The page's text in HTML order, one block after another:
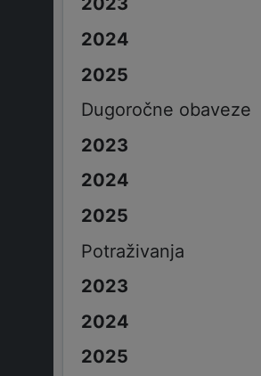
Dugoročne obaveze
Potraživanja